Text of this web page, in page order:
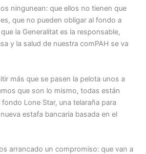
ningunean: que ellos no tienen que
que no pueden obligar al fondo a
la Generalitat es la responsable,
y la salud de nuestra comPAH se va
más que se pasen la pelota unos a
que son lo mismo, todas están
Lone Star, una telaraña para
estafa bancaria basada en el
arrancado un compromiso: que van a